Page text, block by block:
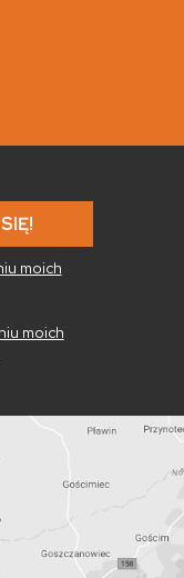
moich
moich